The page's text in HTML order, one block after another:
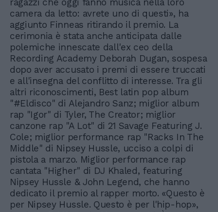
camera da letto: avrete uno di questi», ha
aggiunto Finneas ritirando il premio. La
cerimonia è stata anche anticipata dalle
polemiche innescate dall'ex ceo della
Recording Academy Deborah Dugan, sospesa
dopo aver accusato i premi di essere truccati
e all'insegna del conflitto di interesse. Tra gli
altri riconoscimenti, Best latin pop album
"#Eldisco" di Alejandro Sanz; miglior album
rap "Igor" di Tyler, The Creator; miglior
canzone rap "A Lot" di 21 Savage Featuring J.
Cole; miglior performance rap "Racks In The
Middle" di Nipsey Hussle, ucciso a colpi di
pistola a marzo. Miglior performance rap
cantata "Higher" di DJ Khaled, featuring
Nipsey Hussle & John Legend, che hanno
dedicato il premio al rapper morto. «Questo è
per Nipsey Hussle. Questo è per l'hip-hop»,